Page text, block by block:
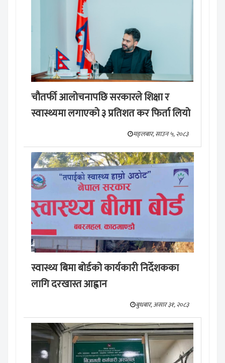
चौतर्फी आलोचनापछि सरकारले शिक्षा र
स्वास्थ्यमा लगाएको ३ प्रतिशत कर फिर्ता लियो
मङ्लबार, साउन ५, २०८३
स्वास्थ्य बिमा बोर्डको कार्यकारी निर्देशकका
लागि दरखास्त आह्वान
बुधबार, असार ३१, २०८३